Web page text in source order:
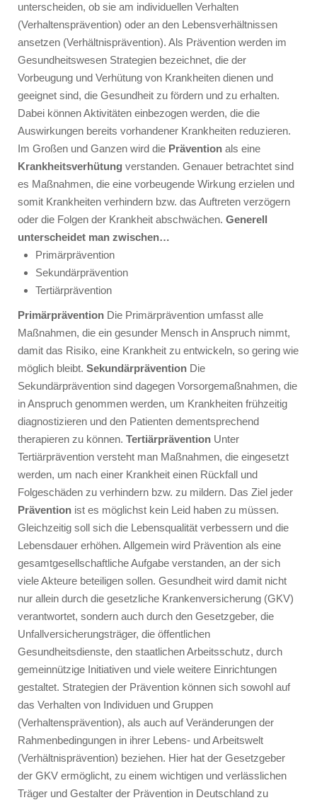
unterscheiden, ob sie am individuellen Verhalten
(Verhaltensprävention) oder an den Lebensverhältnissen
ansetzen (Verhältnisprävention). Als Prävention werden im
Gesundheitswesen Strategien bezeichnet, die der
Vorbeugung und Verhütung von Krankheiten dienen und
geeignet sind, die Gesundheit zu fördern und zu erhalten.
Dabei können Aktivitäten einbezogen werden, die die
Auswirkungen bereits vorhandener Krankheiten reduzieren.
Im Großen und Ganzen wird die Prävention als eine
Krankheitsverhütung verstanden. Genauer betrachtet sind
es Maßnahmen, die eine vorbeugende Wirkung erzielen und
somit Krankheiten verhindern bzw. das Auftreten verzögern
oder die Folgen der Krankheit abschwächen. Generell
unterscheidet man zwischen…
Primärprävention
Sekundärprävention
Tertiärprävention
Primärprävention Die Primärprävention umfasst alle
Maßnahmen, die ein gesunder Mensch in Anspruch nimmt,
damit das Risiko, eine Krankheit zu entwickeln, so gering wie
möglich bleibt. Sekundärprävention Die
Sekundärprävention sind dagegen Vorsorgemaßnahmen, die
in Anspruch genommen werden, um Krankheiten frühzeitig
diagnostizieren und den Patienten dementsprechend
therapieren zu können. Tertiärprävention Unter
Tertiärprävention versteht man Maßnahmen, die eingesetzt
werden, um nach einer Krankheit einen Rückfall und
Folgeschäden zu verhindern bzw. zu mildern. Das Ziel jeder
Prävention ist es möglichst kein Leid haben zu müssen.
Gleichzeitig soll sich die Lebensqualität verbessern und die
Lebensdauer erhöhen. Allgemein wird Prävention als eine
gesamtgesellschaftliche Aufgabe verstanden, an der sich
viele Akteure beteiligen sollen. Gesundheit wird damit nicht
nur allein durch die gesetzliche Krankenversicherung (GKV)
verantwortet, sondern auch durch den Gesetzgeber, die
Unfallversicherungsträger, die öffentlichen
Gesundheitsdienste, den staatlichen Arbeitsschutz, durch
gemeinnützige Initiativen und viele weitere Einrichtungen
gestaltet. Strategien der Prävention können sich sowohl auf
das Verhalten von Individuen und Gruppen
(Verhaltensprävention), als auch auf Veränderungen der
Rahmenbedingungen in ihrer Lebens- und Arbeitswelt
(Verhältnisprävention) beziehen. Hier hat der Gesetzgeber
der GKV ermöglicht, zu einem wichtigen und verlässlichen
Träger und Gestalter der Prävention in Deutschland zu